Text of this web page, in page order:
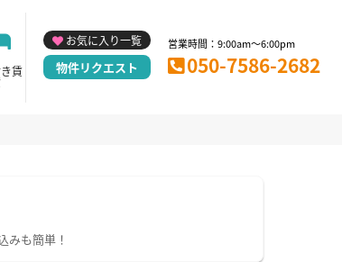
賃
お気に入り一覧
物件リクエスト
営業時間：9:00am～6:00pm
050-7586-2682
みも簡単！